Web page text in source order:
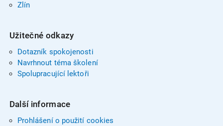
Zlín
Užitečné odkazy
Dotazník spokojenosti
Navrhnout téma školení
Spolupracující lektoři
Další informace
Prohlášení o použití cookies